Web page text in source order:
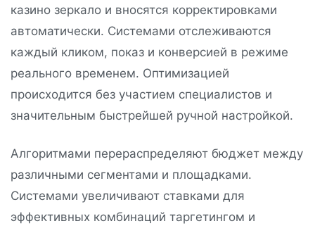
казино зеркало и вносятся корректировками
автоматически. Системами отслеживаются
каждый кликом, показ и конверсией в режиме
реального временем. Оптимизацией
происходится без участием специалистов и
значительным быстрейшей ручной настройкой.
Алгоритмами перераспределяют бюджет между
различными сегментами и площадками.
Системами увеличивают ставками для
эффективных комбинаций таргетингом и